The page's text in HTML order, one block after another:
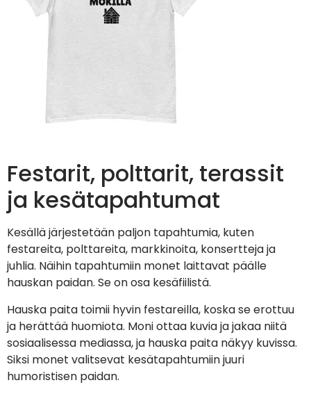
Festarit, polttarit, terassit
ja kesätapahtumat
Kesällä järjestetään paljon tapahtumia, kuten
festareita, polttareita, markkinoita, konsertteja ja
juhlia. Näihin tapahtumiin monet laittavat päälle
hauskan paidan. Se on osa kesäfiilistä.
Hauska paita toimii hyvin festareilla, koska se erottuu
ja herättää huomiota. Moni ottaa kuvia ja jakaa niitä
sosiaalisessa mediassa, ja hauska paita näkyy kuvissa.
Siksi monet valitsevat kesätapahtumiin juuri
humoristisen paidan.